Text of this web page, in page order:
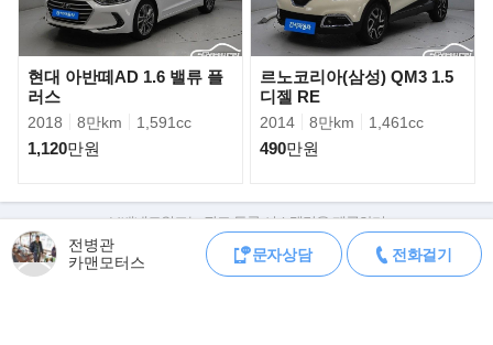
》금요일 오후부터 월요일 오전 까지는 보배드림 직원들 없어서 허
의,미끼 매물 많이 올라 옵니다.
성능기록부 없거나 가격이 동급매물보다 싸거나 하는 매물은 허의,
미끼 매물일 가능성이 높으니 주의 하세요,
》차량 탁송 거래도 오랜 기간동안 하고 있습니다. 요즘엔 편하게
탁송거래들 많이 하시네요,
》탁송거래시 동영상으로 차량정보 세세히 확인해 드리고 있습니
》동영상으로 차량정보 확인후 마음에 드시면 바로 탁송으로 차량
받아 보실수 있습니다.
》제 월 판매량의 대부분은 탁송거래로 이루어 지고 있습니다..
현대 아반떼AD 1.6 밸류 플
러스
2018 8만km 1,591cc
1,120만원
르노코리아(삼성) QM3 1.5
디젤 RE
2014 8만km 1,461cc
490만원
전병관
카맨모터스
문자상담 전화걸기
보배네트워크는 광고 등록 시스템만을 제공하며
판매자가 직접 등록한 내용에 대한 모든 책임은 판매자에게 있습니다.
차량 구매 시 차량등록증, 성능점검기록부, 실제 차량 상태,